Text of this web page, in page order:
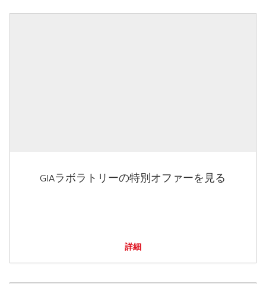
GIAラボラトリーの特別オファーを見る
詳細